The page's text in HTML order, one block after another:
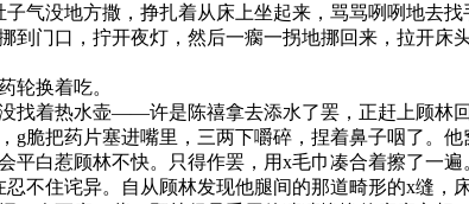
气没地方撒，挣扎着从床上坐起来，骂骂咧咧地去
到门口，拧开夜灯，然后一瘸一拐地挪回来，拉开床
轮换着吃。
找着热水壶——许是陈禧拿去添水了罢，正赶上顾林回
g脆把药片塞进嘴里，三两下嚼碎，捏着鼻子咽了。
平白惹顾林不快。只得作罢，用x毛巾凑合着擦了一遍
不住诧异。自从顾林发现他腿间的那道畸形的x缝，